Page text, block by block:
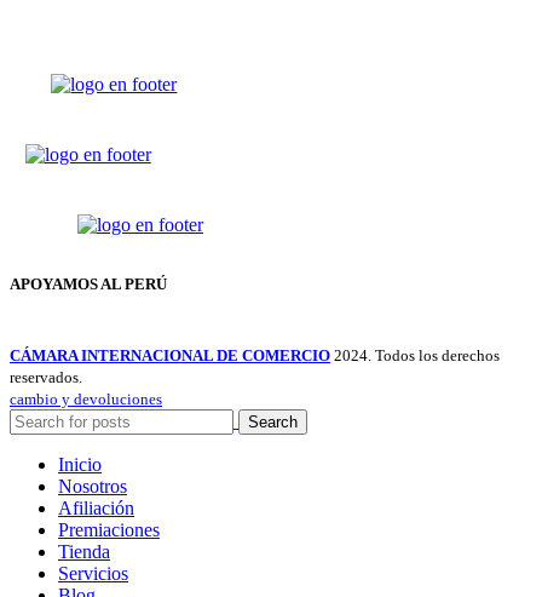
APOYAMOS AL PERÚ
CÁMARA INTERNACIONAL DE COMERCIO 2024. Todos los derechos
reservados.
cambio y devoluciones
Search
Inicio
Nosotros
Afiliación
Premiaciones
Tienda
Servicios